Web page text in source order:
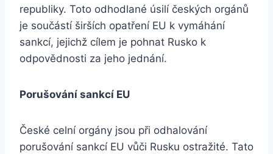
republiky. Toto odhodlané úsilí českých orgánů
je součástí širších opatření EU k vymáhání
sankcí, jejichž cílem je pohnat Rusko k
odpovědnosti za jeho jednání.
Porušování sankcí EU
České celní orgány jsou při odhalování
porušování sankcí EU vůči Rusku ostražité. Tato